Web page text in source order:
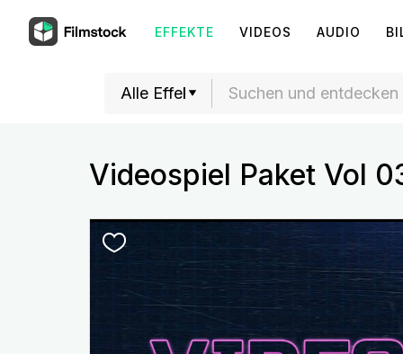
EFFEKTE VIDEOS AUDIO
Videospiel Paket Vol